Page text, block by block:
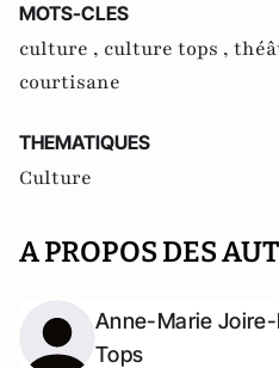
MOTS-CLES
culture , culture tops ,
courtisane
THEMATIQUES
Culture
A PROPOS DES
Anne-Marie
Tops